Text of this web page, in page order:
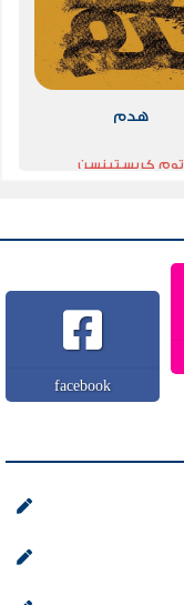
هدم
توم كريستينسن
facebook